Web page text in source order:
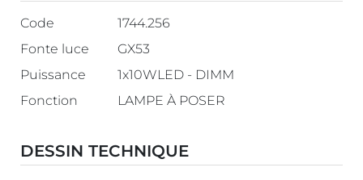
Code
1744.256
Fonte luce
GX53
Puissance
1x10WLED - DIMM
Fonction
LAMPE À POSER
DESSIN TECHNIQUE